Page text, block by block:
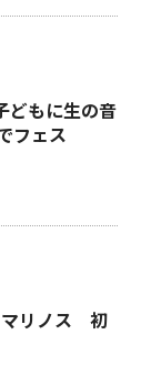
どもに生の音
フェス
マリノス 初